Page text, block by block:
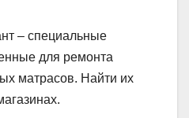
– специальные
для ремонта
матрасов. Найти их